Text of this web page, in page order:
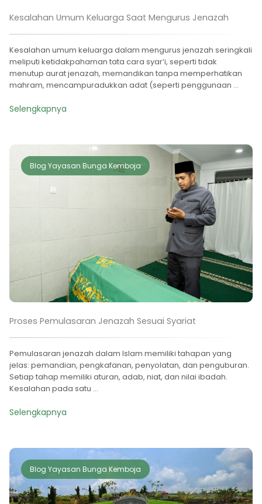
Kesalahan Umum Keluarga Saat Mengurus Jenazah
Kesalahan umum keluarga dalam mengurus jenazah seringkali
meliputi ketidakpahaman tata cara syar’i, seperti tidak
menutup aurat jenazah, memandikan tanpa memperhatikan
mahram, mencampuradukkan adat (seperti penggunaan ...
Selengkapnya
Blog Yayasan Bunga Kemboja
Proses Pemulasaran Jenazah Sesuai Syariat
Pemulasaran jenazah dalam Islam memiliki tahapan yang
jelas: pemandian, pengkafanan, penyolatan, dan penguburan.
Setiap tahap memiliki aturan, adab, niat, dan nilai ibadah.
Kesalahan pada satu ...
Selengkapnya
Blog Yayasan Bunga Kemboja